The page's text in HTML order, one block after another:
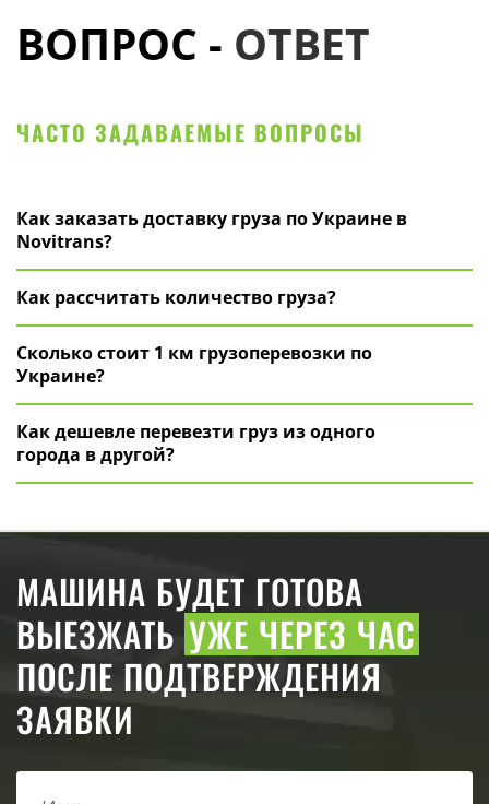
ВОПРОС - ОТВЕТ
ЧАСТО ЗАДАВАЕМЫЕ ВОПРОСЫ
Как заказать доставку груза по Украине в
Novitrans?
Как рассчитать количество груза?
Сколько стоит 1 км грузоперевозки по
Украине?
Как дешевле перевезти груз из одного
города в другой?
МАШИНА БУДЕТ ГОТОВА
ВЫЕЗЖАТЬ УЖЕ ЧЕРЕЗ ЧАС
ПОСЛЕ ПОДТВЕРЖДЕНИЯ
ЗАЯВКИ